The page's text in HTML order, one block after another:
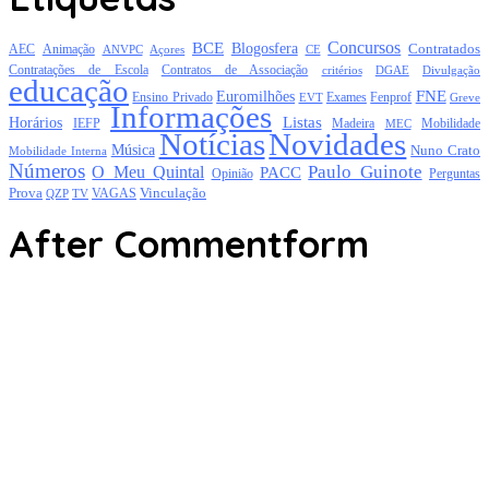
AEC Animação ANVPC Açores BCE Blogosfera CE Concursos Contratados
Contratações de Escola Contratos de Associação critérios DGAE Divulgação
educação Ensino Privado Euromilhões EVT Exames Fenprof FNE Greve
Horários IEFP Informações Listas Madeira MEC Mobilidade
Mobilidade Interna Música NotíciasNovidades Nuno Crato
Números O Meu Quintal Opinião PACC Paulo Guinote Perguntas
Prova QZP TV VAGAS Vinculação
After Commentform